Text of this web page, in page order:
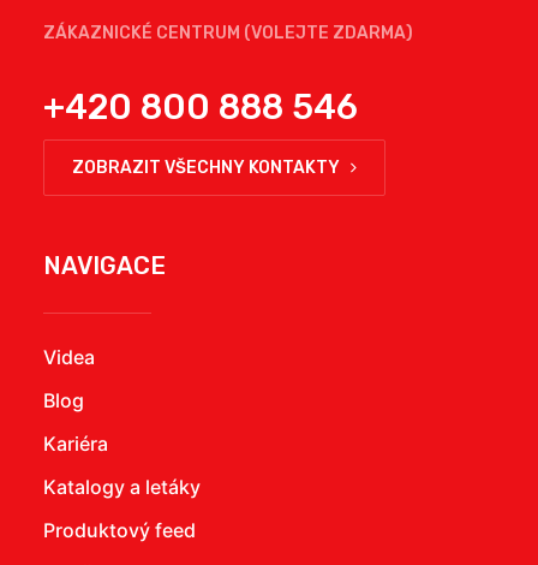
ZÁKAZNICKÉ CENTRUM (VOLEJTE ZDARMA)
+420 800 888 546
ZOBRAZIT VŠECHNY KONTAKTY
NAVIGACE
Videa
Blog
Kariéra
Katalogy a letáky
Produktový feed